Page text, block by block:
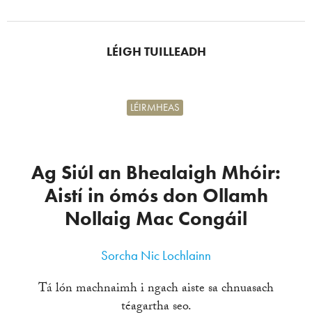
LÉIGH TUILLEADH
Ag Siúl an Bhealaigh Mhóir:
Aistí in ómós don Ollamh
Nollaig Mac Congáil
LÉIRMHEAS
Sorcha Nic Lochlainn
Tá lón machnaimh i ngach aiste sa chnuasach
téagartha seo.